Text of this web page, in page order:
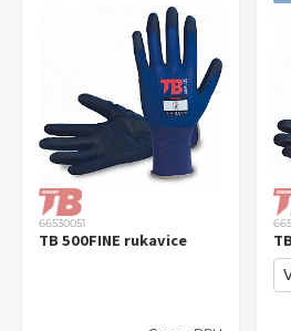
66530051
TB 500FINE rukavice